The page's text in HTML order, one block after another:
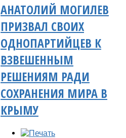
АНАТОЛИЙ МОГИЛЕВ
ПРИЗВАЛ СВОИХ
ОДНОПАРТИЙЦЕВ К
ВЗВЕШЕННЫМ
РЕШЕНИЯМ РАДИ
СОХРАНЕНИЯ МИРА В
КРЫМУ